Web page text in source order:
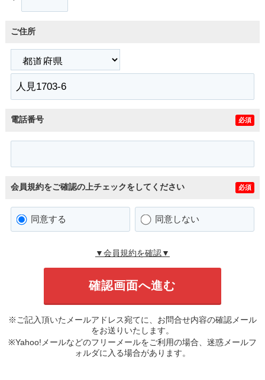
ご住所
電話番号 必須
会員規約をご確認の上チェックをしてください 必須
同意する 同意しない
▼会員規約を確認▼
※ご記入頂いたメールアドレス宛てに、お問合せ内容の確認メール
をお送りいたします。
※Yahoo!メールなどのフリーメールをご利用の場合、迷惑メールフ
ォルダに入る場合があります。